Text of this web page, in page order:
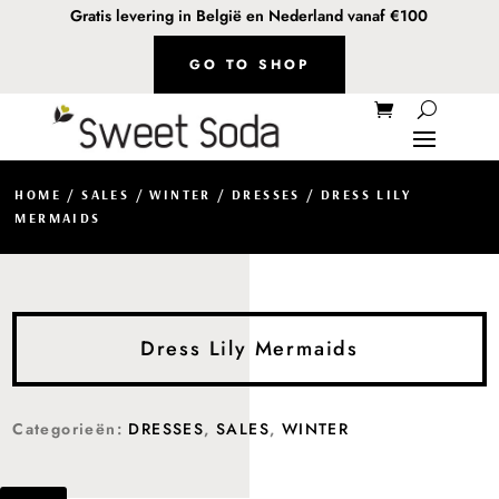
Gratis levering in België en Nederland vanaf €100
GO TO SHOP
HOME /SALES /WINTER / DRESSES / DRESS LILY
MERMAIDS
Dress Lily Mermaids
Categorieën: DRESSES,SALES, WINTER